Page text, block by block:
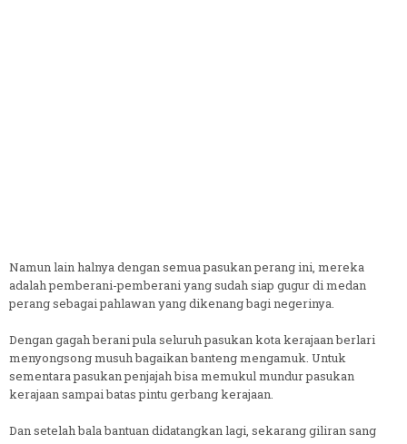
Namun lain halnya dengan semua pasukan perang ini, mereka
adalah pemberani-pemberani yang sudah siap gugur di medan
perang sebagai pahlawan yang dikenang bagi negerinya.
Dengan gagah berani pula seluruh pasukan kota kerajaan berlari
menyongsong musuh bagaikan banteng mengamuk. Untuk
sementara pasukan penjajah bisa memukul mundur pasukan
kerajaan sampai batas pintu gerbang kerajaan.
Dan setelah bala bantuan didatangkan lagi, sekarang giliran sang